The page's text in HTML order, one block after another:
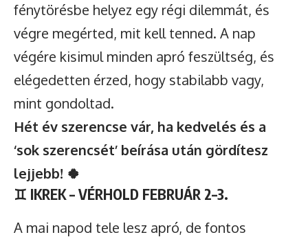
fénytörésbe helyez egy régi dilemmát, és
végre megérted, mit kell tenned. A nap
végére kisimul minden apró feszültség, és
elégedetten érzed, hogy stabilabb vagy,
mint gondoltad.
Hét év szerencse vár, ha kedvelés és a
‘sok szerencsét’ beírása után gördítesz
lejjebb! 🍀
♊ IKREK – VÉRHOLD FEBRUÁR 2–3.
A mai napod tele lesz apró, de fontos